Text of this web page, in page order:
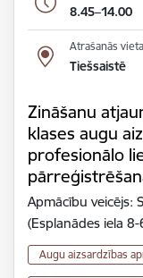
8.45–14.00
Atrašanās vieta
Tiešsaistē
Zināšanu
klases augu
profesionālo
Apmācību veicējs:
(Esplanādes iela
Augu aizsardzības